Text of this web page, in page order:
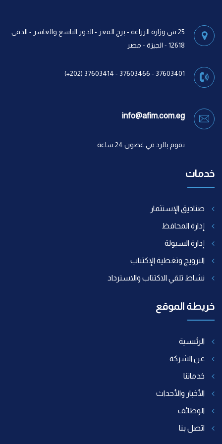
25 ش وزارة الزراعة - برج المعز - الدور التاسع والعاشر - الدقى
12618 - الجيزة - مصر
37603401 - 37603466 - 37603414 (202+)
info@afim.com.eg
نقوم بالرد في غضون 24 ساعة
خدمات
صناديق الإستثمار
إدارة المحافظ
إدارة السيولة
الترويج وتغطية الإكتتاب
نشاط تلقي الاكتتاب والاسترداد
خريطة الموقع
الرئيسية
عن الشركة
خدماتنا
الأخبار والأحداث
الوظائف
اتصل بنا